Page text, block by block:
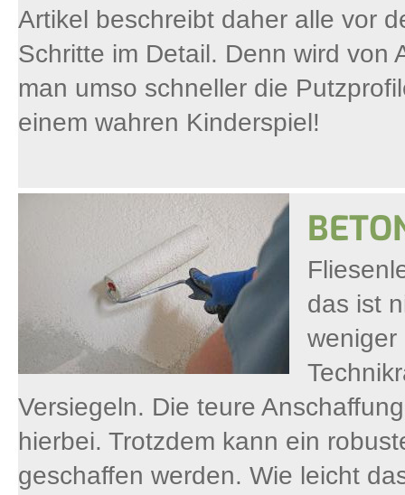
Artikel beschreibt daher alle vor
Schritte im Detail. Denn wird von
man umso schneller die
einem wahren Kinderspiel!
das ist
weniger
Versiegeln. Die teure
hierbei. Trotzdem kann ein
geschaffen werden. Wie leicht